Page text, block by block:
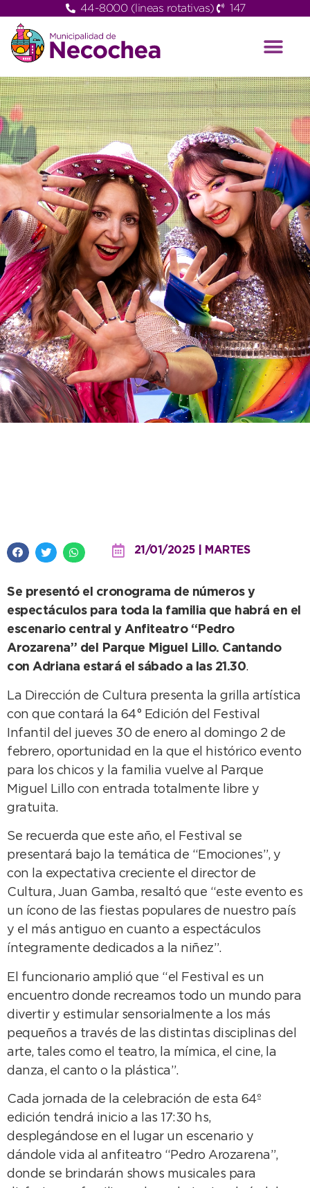
44-8000 (lineas rotativas) 147
21/01/2025 | MARTES
Se presentó el cronograma de números y
espectáculos para toda la familia que habrá en el
escenario central y Anfiteatro “Pedro
Arozarena” del Parque Miguel Lillo. Cantando
con Adriana estará el sábado a las 21.30.
La Dirección de Cultura presenta la grilla artística
con que contará la 64° Edición del Festival
Infantil del jueves 30 de enero al domingo 2 de
febrero, oportunidad en la que el histórico evento
para los chicos y la familia vuelve al Parque
Miguel Lillo con entrada totalmente libre y
gratuita.
Se recuerda que este año, el Festival se
presentará bajo la temática de “Emociones”, y
con la expectativa creciente el director de
Cultura, Juan Gamba, resaltó que “este evento es
un ícono de las fiestas populares de nuestro país
y el más antiguo en cuanto a espectáculos
íntegramente dedicados a la niñez”.
El funcionario amplió que “el Festival es un
encuentro donde recreamos todo un mundo para
divertir y estimular sensorialmente a los más
pequeños a través de las distintas disciplinas del
arte, tales como el teatro, la mímica, el cine, la
danza, el canto o la plástica”.
Cada jornada de la celebración de esta 64º
edición tendrá inicio a las 17:30 hs,
desplegándose en el lugar un escenario y
dándole vida al anfiteatro “Pedro Arozarena”,
donde se brindarán shows musicales para